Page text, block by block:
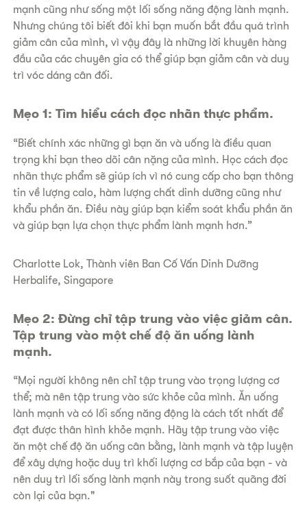
mạnh cũng như sống một lối sống năng động lành mạnh.
Nhưng chúng tôi biết đôi khi bạn muốn bắt đầu quá trình
giảm cân của mình, vì vậy đây là những lời khuyên hàng
đầu của các chuyên gia có thể giúp bạn giảm cân và duy
trì vóc dáng cân đối.
​Mẹo 1: Tìm hiểu cách đọc nhãn thực phẩm.
“Biết chính xác những gì bạn ăn và uống là điều quan
trọng khi bạn theo dõi cân nặng của mình. Học cách đọc
nhãn thực phẩm sẽ giúp ích vì nó cung cấp cho bạn thông
tin về lượng calo, hàm lượng chất dinh dưỡng cũng như
khẩu phần ăn. Điều này giúp bạn kiểm soát khẩu phần ăn
và giúp bạn lựa chọn thực phẩm lành mạnh hơn.”
​Charlotte Lok, Thành viên Ban Cố Vấn Dinh Dưỡng
Herbalife, Singapore
​Mẹo 2: Đừng chỉ tập trung vào việc giảm cân.
Tập trung vào một chế độ ăn uống lành
mạnh.
“Mọi người không nên chỉ tập trung vào trọng lượng cơ
thể; mà nên tập trung vào sức khỏe của mình. Ăn uống
lành mạnh và có lối sống năng động là cách tốt nhất để
đạt được thân hình khỏe mạnh. Hãy tập trung vào việc
ăn một chế độ ăn uống cân bằng, lành mạnh và tập luyện
để xây dựng hoặc duy trì khối lượng cơ bắp của bạn - và
nên duy trì lối sống lành mạnh này trong suốt quãng đời
còn lại của bạn."